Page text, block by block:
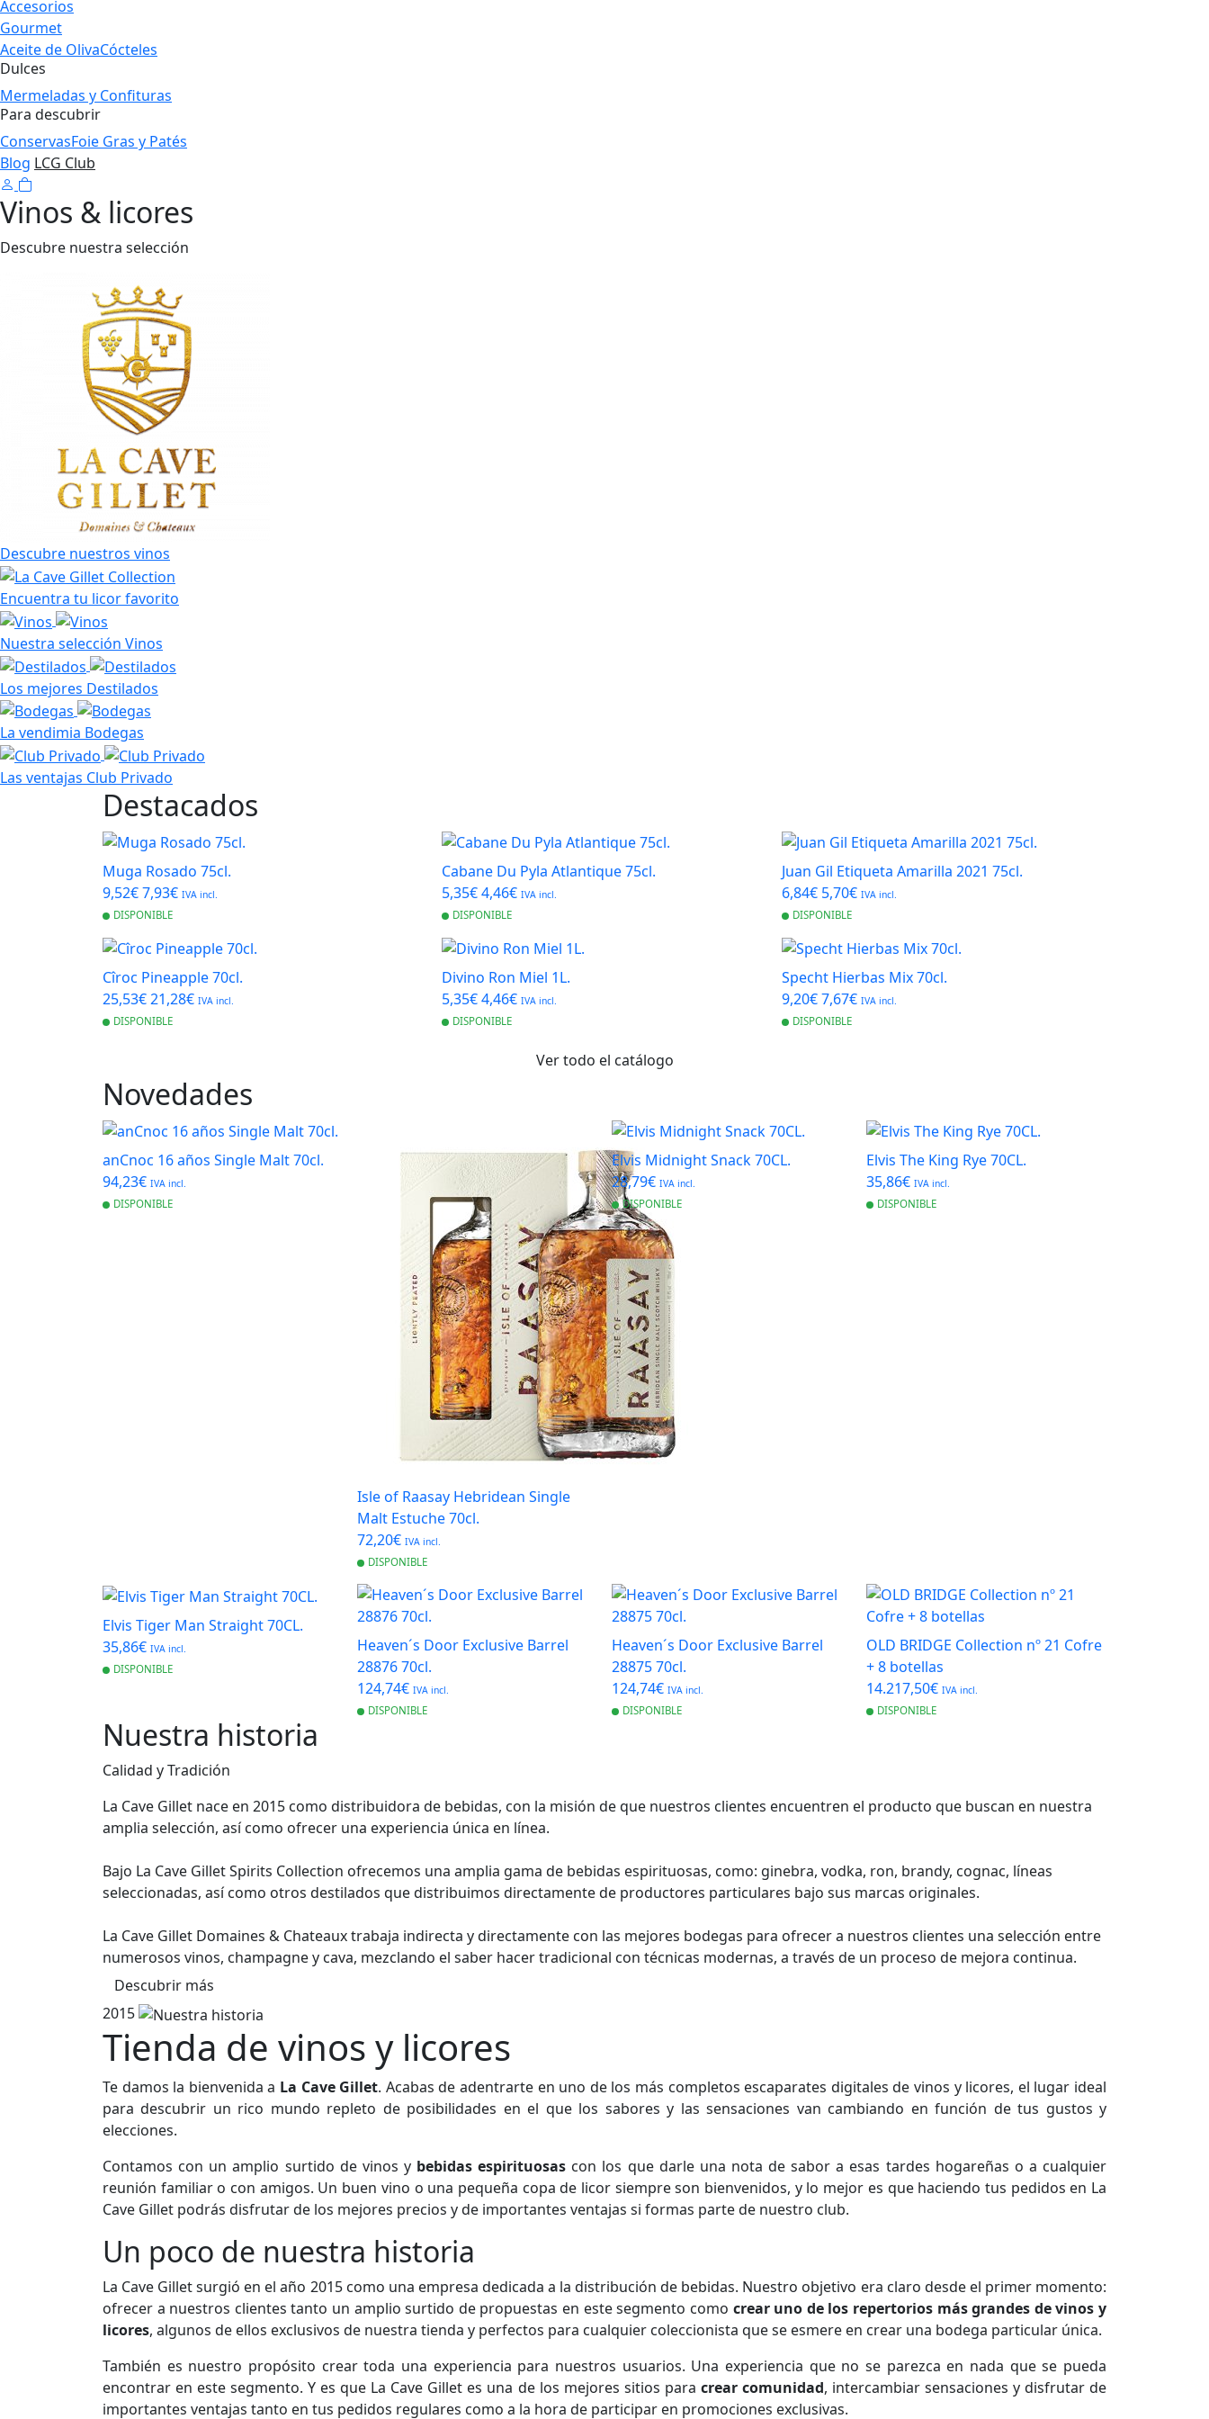
Accesorios
Gourmet
Aceite de OlivaCócteles
Dulces
Mermeladas y Confituras
Para descubrir
ConservasFoie Gras y Patés
Blog LCG Club
Vinos & licores
Descubre nuestra selección
Descubre nuestros vinos
Encuentra tu licor favorito
Nuestra selección Vinos
Los mejores Destilados
La vendimia Bodegas
Las ventajas Club Privado
Destacados
Muga Rosado 75cl.
9,52€7,93€ IVA incl.
DISPONIBLE
Cabane Du Pyla Atlantique 75cl.
5,35€4,46€IVA incl.
DISPONIBLE
Juan Gil Etiqueta Amarilla 2021 75cl.
6,84€5,70€ IVA incl.
DISPONIBLE
Cîroc Pineapple 70cl.
25,53€21,28€ IVA incl.
DISPONIBLE
Divino Ron Miel 1L.
5,35€4,46€IVA incl.
DISPONIBLE
Specht Hierbas Mix 70cl.
9,20€7,67€ IVA incl.
DISPONIBLE
Ver todo el catálogo
Novedades
anCnoc 16 años Single Malt 70cl.
94,23€ IVA incl.
DISPONIBLE
Isle of Raasay Hebridean Single
Malt Estuche 70cl.
72,20€ IVA incl.
DISPONIBLE
Elvis Midnight Snack 70CL.
28,79€ IVA incl.
DISPONIBLE
Elvis The King Rye 70CL.
35,86€ IVA incl.
DISPONIBLE
Elvis Tiger Man Straight 70CL.
35,86€ IVA incl.
DISPONIBLE
Heaven´s Door Exclusive Barrel
28876 70cl.
124,74€ IVA incl.
DISPONIBLE
Heaven´s Door Exclusive Barrel
28875 70cl.
124,74€ IVA incl.
DISPONIBLE
OLD BRIDGE Collection nº 21 Cofre
+ 8 botellas
14.217,50€ IVA incl.
DISPONIBLE
Nuestra historia
Calidad y Tradición
La Cave Gillet nace en 2015 como distribuidora de bebidas, con la misión de que nuestros clientes encuentren el producto que buscan en nuestra
amplia selección, así como ofrecer una experiencia única en línea.
Bajo La Cave Gillet Spirits Collection ofrecemos una amplia gama de bebidas espirituosas, como: ginebra, vodka, ron, brandy, cognac, líneas
seleccionadas, así como otros destilados que distribuimos directamente de productores particulares bajo sus marcas originales.
La Cave Gillet Domaines & Chateaux trabaja indirecta y directamente con las mejores bodegas para ofrecer a nuestros clientes una selección entre
numerosos vinos, champagne y cava, mezclando el saber hacer tradicional con técnicas modernas, a través de un proceso de mejora continua.
Descubrir más
2015
Tienda de vinos y licores
Te damos la bienvenida a La Cave Gillet. Acabas de adentrarte en uno de los más completos escaparates digitales de vinos y licores, el lugar ideal
para descubrir un rico mundo repleto de posibilidades en el que los sabores y las sensaciones van cambiando en función de tus gustos y
elecciones.
Contamos con un amplio surtido de vinos y bebidas espirituosas con los que darle una nota de sabor a esas tardes hogareñas o a cualquier
reunión familiar o con amigos. Un buen vino o una pequeña copa de licor siempre son bienvenidos, y lo mejor es que haciendo tus pedidos en La
Cave Gillet podrás disfrutar de los mejores precios y de importantes ventajas si formas parte de nuestro club.
Un poco de nuestra historia
La Cave Gillet surgió en el año 2015 como una empresa dedicada a la distribución de bebidas. Nuestro objetivo era claro desde el primer momento:
ofrecer a nuestros clientes tanto un amplio surtido de propuestas en este segmento como crear uno de los repertorios más grandes de vinos y
licores, algunos de ellos exclusivos de nuestra tienda y perfectos para cualquier coleccionista que se esmere en crear una bodega particular única.
También es nuestro propósito crear toda una experiencia para nuestros usuarios. Una experiencia que no se parezca en nada que se pueda
encontrar en este segmento. Y es que La Cave Gillet es una de los mejores sitios para crear comunidad, intercambiar sensaciones y disfrutar de
importantes ventajas tanto en tus pedidos regulares como a la hora de participar en promociones exclusivas.